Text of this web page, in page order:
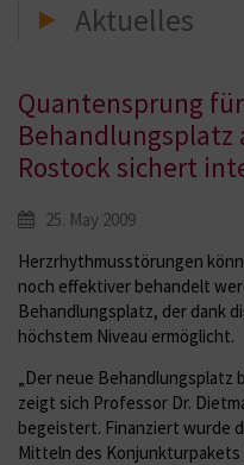
Aktuelles
Quantensprung
Rostock sichert
25. May 2009
Herzrhythmusstörungen
noch effektiver behandelt
Behandlungsplatz, der dank
höchstem Niveau ermöglicht.
„Der neue
zeigt sich Professor Dr.
begeistert. Finanziert wurde
Mitteln des